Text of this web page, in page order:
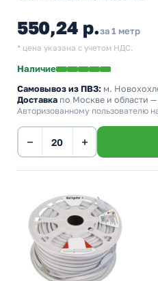
550,24 р.за 1 метр
* цена указана с учетом НДС.
Наличие
Самовывоз из ПВЗ: м.
Доставка по Москве и области —
Авторизованному пользователю
− +